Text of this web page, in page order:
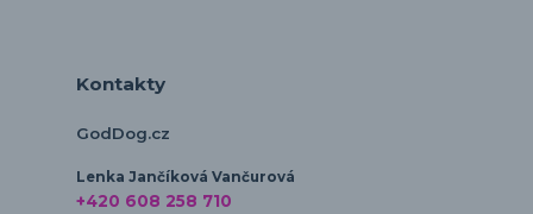
Kontakty
GodDog.cz
Lenka Jančíková Vančurová
+420 608 258 710